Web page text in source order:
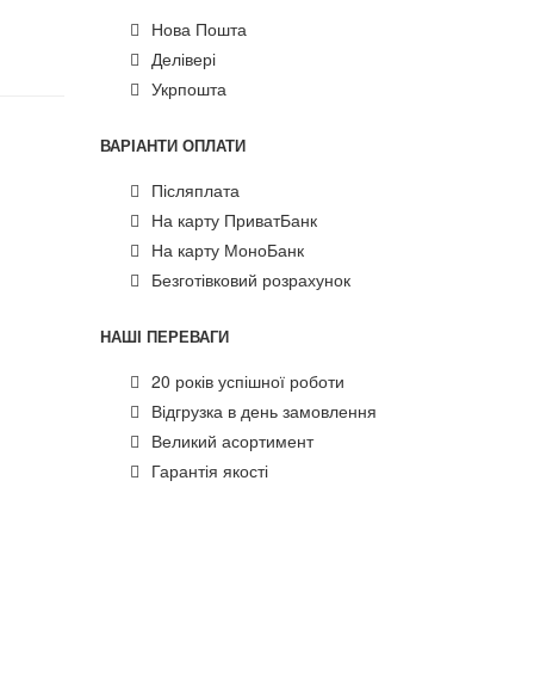
Нова Пошта
Делівері
Укрпошта
ВАРІАНТИ ОПЛАТИ
Післяплата
На карту ПриватБанк
На карту МоноБанк
Безготівковий розрахунок
НАШІ ПЕРЕВАГИ
20 років успішної роботи
Відгрузка в день замовлення
Великий асортимент
Гарантія якості